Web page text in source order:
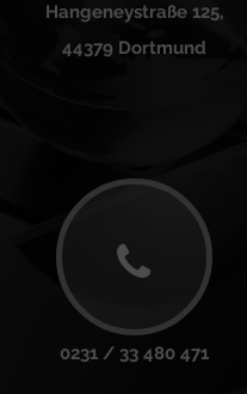
Hangeneystraße 125,
44379 Dortmund
0231 / 33 480 471